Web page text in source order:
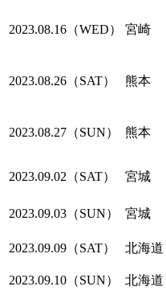
2023.08.16（WED） 宮崎
2023.08.26（SAT） 熊本
2023.08.27（SUN） 熊本
2023.09.02（SAT） 宮城
2023.09.03（SUN） 宮城
2023.09.09（SAT）
北海道
2023.09.10（SUN）
北海道